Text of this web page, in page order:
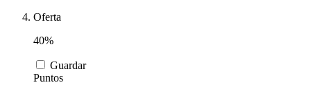
Oferta
40%
Guardar
Puntos